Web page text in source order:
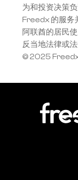
为和投资决策负
Freedx 的服务
阿联酋的居民
反当地法律或
© 2025